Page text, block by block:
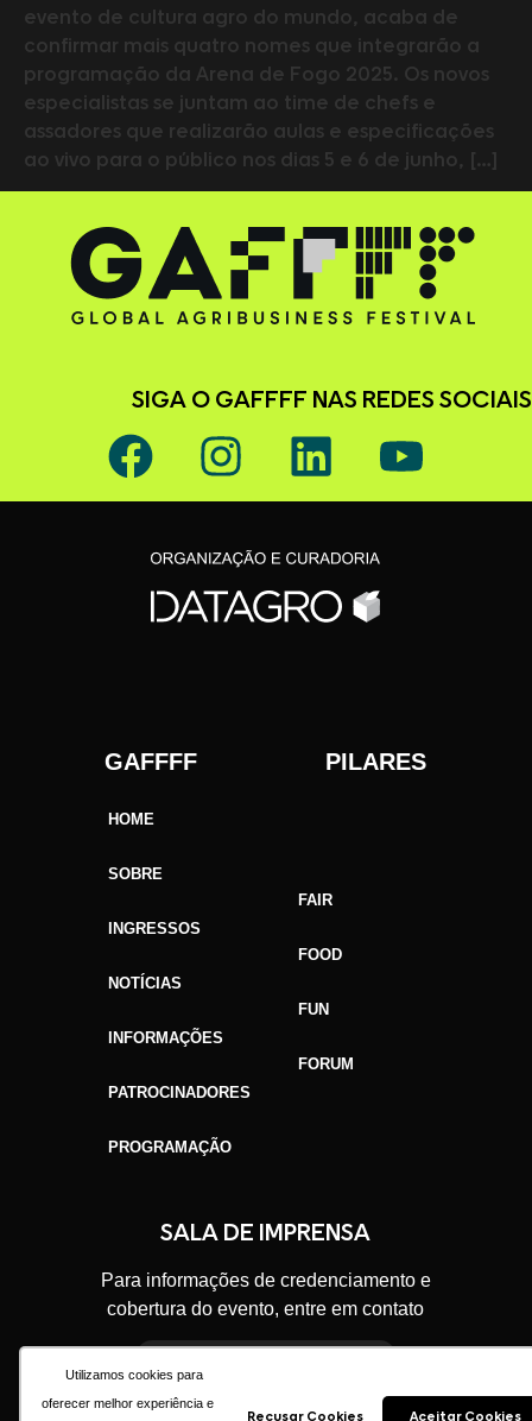
Utilizamos cookies para
oferecer melhor experiência e
Recusar Cookies Aceitar Cookies
evento de cultura agro do mundo, acaba de
confirmar mais quatro nomes que integrarão a
programação da Arena de Fogo 2025. Os novos
especialistas se juntam ao time de chefs e
assadores que realizarão aulas e especificações
ao vivo para o público nos dias 5 e 6 de junho, […]
SIGA O GAFFFF NAS REDES SOCIAIS
GAFFFF PILARES
HOME
SOBRE
INGRESSOS
NOTÍCIAS
INFORMAÇÕES
PATROCINADORES
PROGRAMAÇÃO
FAIR
FOOD
FUN
FORUM
SALA DE IMPRENSA
Para informações de credenciamento e
cobertura do evento, entre em contato
imprensa@gaffff.com